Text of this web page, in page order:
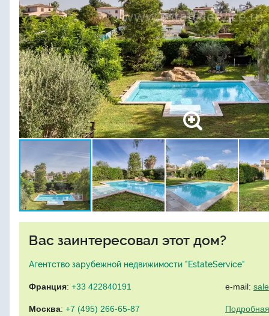
Вас заинтересовал этот дом?
Агентство зарубежной недвижимости "EstateService"
Франция: +33 422840191
Москва: +7 (495) 266-65-87
e-mail: